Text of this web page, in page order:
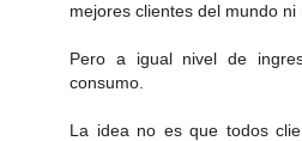
mejores clientes del mundo ni
Pero a igual nivel de
consumo.
La idea no es que todos